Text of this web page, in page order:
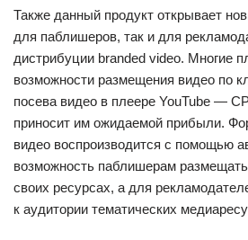
Также данный продукт открывает
для паблишеров, так и для
дистрибуции branded video. Многие
возможности размещения видео по
посева видео в плеере YouTube —
приносит им ожидаемой прибыли.
видео воспроизводится с помощью
возможность паблишерам
своих ресурсах, а для
к аудитории тематических